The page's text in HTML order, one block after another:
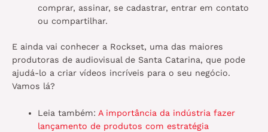
comprar, assinar, se cadastrar, entrar em contato
ou compartilhar.
E ainda vai conhecer a Rockset, uma das maiores
produtoras de audiovisual de Santa Catarina, que pode
ajudá-lo a criar vídeos incríveis para o seu negócio.
Vamos lá?
Leia também: A importância da indústria fazer
lançamento de produtos com estratégia